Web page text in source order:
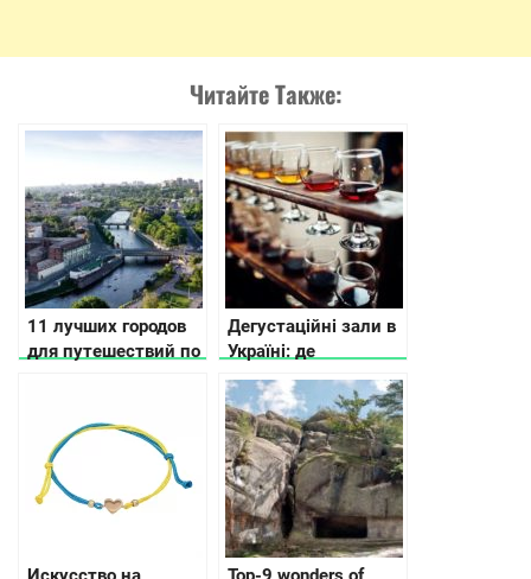
Читайте Также:
11 лучших городов
для путешествий по
Дегустаційні зали в
Україні: де
спробувати
продукцію
локальних
виробників